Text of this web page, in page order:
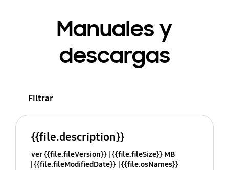
Manuales y
descargas
Filtrar
{{file.description}}
ver {{file.fileVersion}} {{file.fileSize}} MB
{{file.fileModifiedDate}} {{file.osNames}}